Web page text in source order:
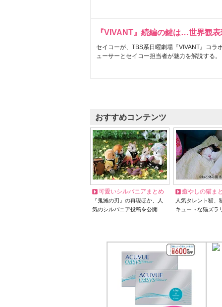
『VIVANT』続編の鍵は…世界観
セイコーが、TBS系日曜劇場『VIVANT』コラ
ューサーとセイコー担当者が魅力を解説する。
おすすめコンテンツ
可愛いシルバニアまとめ
『鬼滅の刃』の再現ほか、人
気のシルバニア投稿を公開
癒やしの猫ま
人気タレント猫
キュートな猫ズラ